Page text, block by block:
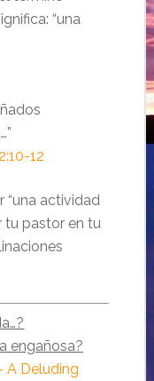
“una
12
“una actividad
tu pastor en tu
engañosa?
A Deluding